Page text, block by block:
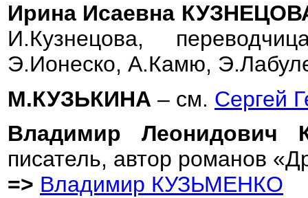
Ирина Исаевна
И.Кузнецова,
Э.Ионеско, А.Камю,
М.КУЗЬКИНА – см. Сергей
Владимир
писатель, автор романов
=> Владимир КУЗЬМЕНКО